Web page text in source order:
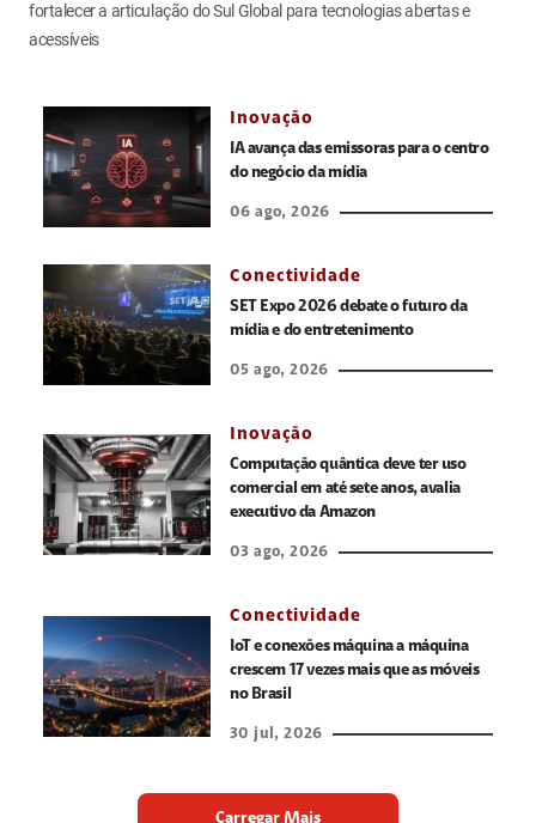
fortalecer a articulação do Sul Global para tecnologias abertas e
acessíveis
Inovação
IA avança das emissoras para o centro
do negócio da mídia
06 ago, 2026
Conectividade
SET Expo 2026 debate o futuro da
mídia e do entretenimento
05 ago, 2026
Inovação
Computação quântica deve ter uso
comercial em até sete anos, avalia
executivo da Amazon
03 ago, 2026
Conectividade
IoT e conexões máquina a máquina
crescem 17 vezes mais que as móveis
no Brasil
30 jul, 2026